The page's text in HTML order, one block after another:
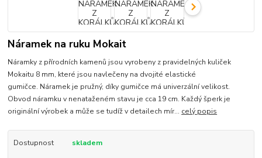
Náramek na ruku Mokait
Náramky z přírodních kamenů jsou vyrobeny z pravidelných kuliček
Mokaitu 8 mm, které jsou navlečeny na dvojité elastické
gumičce. Náramek je pružný, díky gumičce má univerzální velikost.
Obvod náramku v nenataženém stavu je cca 19 cm. Každý šperk je
originální výrobek a může se tudíž v detailech mír... celý popis
Dostupnost skladem